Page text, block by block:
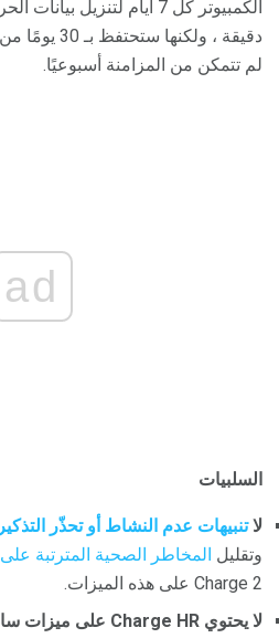
الكمبيوتر كل 7 أيام لتنزيل
دقيقة ،
لم تتمكن من المزامنة أسبوعيًا.
ad
السلبيات
لاتنبيهات عدم النشاط أو تحذّر
وتقليل المخاطر الصحية المترتبة
Charge 2 على هذه الميزات.
لا يحتوي Charge HR على ميزات ساعة التشغيل